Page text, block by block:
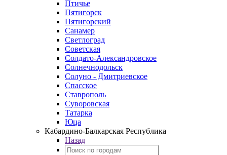
Птичье
Пятигорск
Пятигорский
Санамер
Светлоград
Советская
Солдато-Александровское
Солнечнодольск
Солуно - Дмитриевское
Спасское
Ставрополь
Суворовская
Татарка
Юца
Кабардино‑Балкарская Республика
Назад